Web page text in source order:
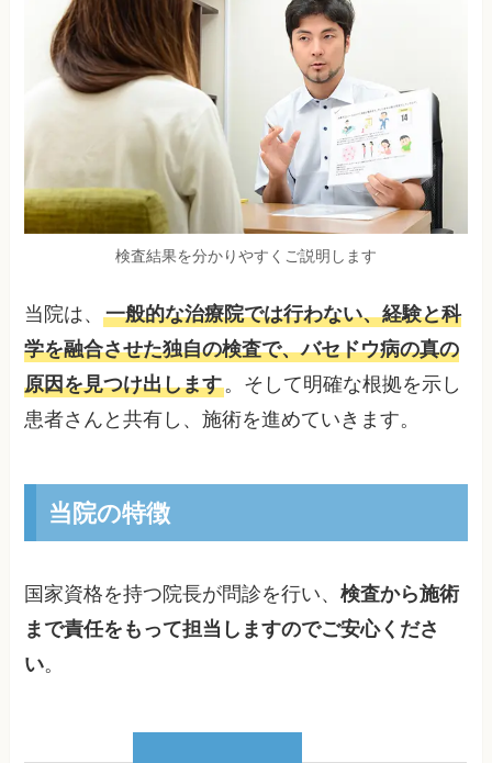
検査結果を分かりやすくご説明します
当院は、一般的な治療院では行わない、経験と科
学を融合させた独自の検査で、バセドウ病の真の
原因を見つけ出します。そして明確な根拠を示し
患者さんと共有し、施術を進めていきます。
当院の特徴
国家資格を持つ院長が問診を行い、検査から施術
まで責任をもって担当しますのでご安心くださ
い。